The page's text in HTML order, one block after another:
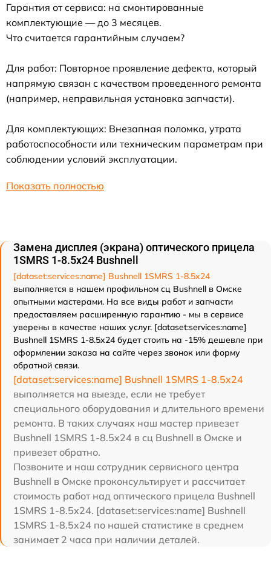
Гарантия от сервиса: на смонтированные
комплектующие — до 3 месяцев.
Что считается гарантийным случаем?
Для работ: Повторное проявление дефекта, который
напрямую связан с качеством проведенного ремонта
(например, неправильная установка запчасти).
Для комплектующих: Внезапная поломка, утрата
работоспособности или техническим параметрам при
соблюдении условий эксплуатации.
Показать полностью
Замена дисплея (экрана) оптического прицела
1SMRS 1-8.5x24 Bushnell
[dataset:services:name] Bushnell 1SMRS 1-8.5x24
выполняется в нашем профильном сц Bushnell в Омске
опытными мастерами. На все виды работ и запчасти
предоставляем расширенную гарантию - мы в сервисе
уверены в качестве наших услуг. [dataset:services:name]
Bushnell 1SMRS 1-8.5x24 будет стоить на -15% дешевле при
оформлении заказа на сайте через звонок или форму
обратной связи.
[dataset:services:name] Bushnell 1SMRS 1-8.5x24
выполняется на выезде, если не требует
специального оборудования и длительного времени
ремонта. В таких случаях наш мастер привезет
Bushnell 1SMRS 1-8.5x24 в сц Bushnell в Омске и
привезет обратно.
Позвоните и наш сотрудник сервисного центра
Bushnell в Омске проконсультирует и рассчитает
стоимость работ над оптического прицела Bushnell
1SMRS 1-8.5x24. [dataset:services:name] Bushnell
1SMRS 1-8.5x24 по нашей статистике в среднем
занимает 2 часа при наличии деталей.